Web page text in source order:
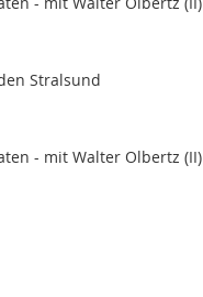
Stralsund
- mit Walter Olbertz (II)